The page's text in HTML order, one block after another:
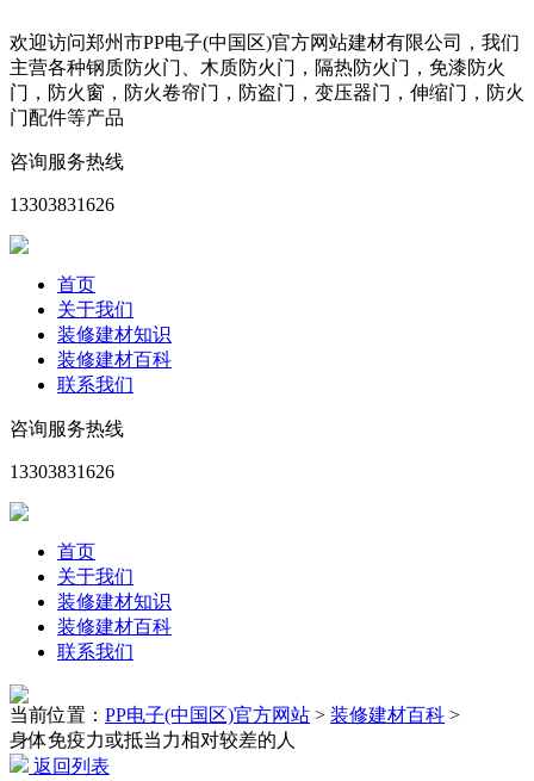
欢迎访问郑州市PP电子(中国区)官方网站建材有限公司，我们
主营各种钢质防火门、木质防火门，隔热防火门，免漆防火
门，防火窗，防火卷帘门，防盗门，变压器门，伸缩门，防火
门配件等产品
咨询服务热线
13303831626
首页
关于我们
装修建材知识
装修建材百科
联系我们
咨询服务热线
13303831626
首页
关于我们
装修建材知识
装修建材百科
联系我们
当前位置： PP电子(中国区)官方网站 > 装修建材百科 >
身体免疫力或抵当力相对较差的人
返回列表